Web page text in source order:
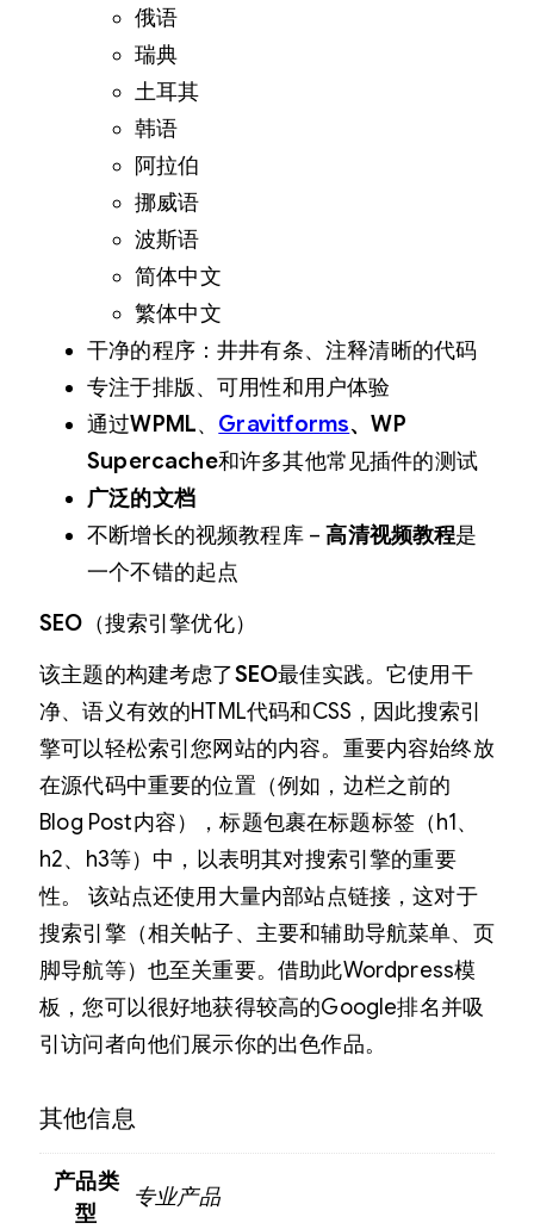
俄语
瑞典
土耳其
韩语
阿拉伯
挪威语
波斯语
简体中文
繁体中文
干净的程序：井井有条、注释清晰的代码
专注于排版、可用性和用户体验
通过WPML、 Gravitforms、WP
Supercache和许多其他常见插件的测试
广泛的文档
不断增长的视频教程库 –高清视频教程是
一个不错的起点
SEO （搜索引擎优化）
该主题的构建考虑了SEO最佳实践。它使用干
净、语义有效的HTML代码和CSS，因此搜索引
擎可以轻松索引您网站的内容。重要内容始终放
在源代码中重要的位置（例如，边栏之前的
Blog Post内容），标题包裹在标题标签（h1、
h2、h3等）中，以表明其对搜索引擎的重要
性。 该站点还使用大量内部站点链接，这对于
搜索引擎（相关帖子、主要和辅助导航菜单、页
脚导航等）也至关重要。借助此Wordpress模
板，您可以很好地获得较高的Google排名并吸
引访问者向他们展示你的出色作品。
其他信息
产品类
型
专业产品